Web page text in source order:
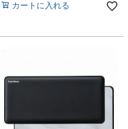
カートに入れる